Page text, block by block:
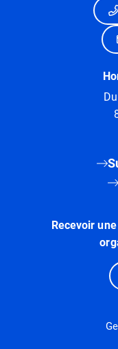
Recevoir